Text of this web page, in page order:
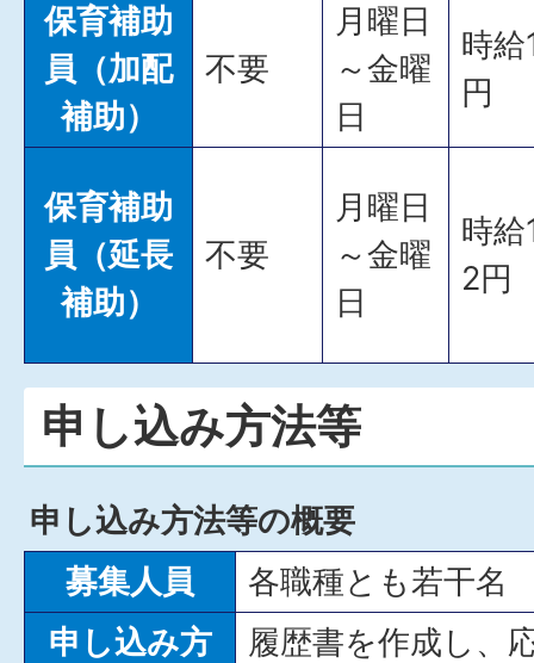
保育補助
員（加配
補助）
不要
月曜日
～金曜
日
時給
円
保育補助
員（延長
補助）
不要
月曜日
～金曜
日
時
2円
申し込み方法等
申し込み方法等の概要
募集人員
各職種とも若干名
申し込み方
履歴書を作成し、